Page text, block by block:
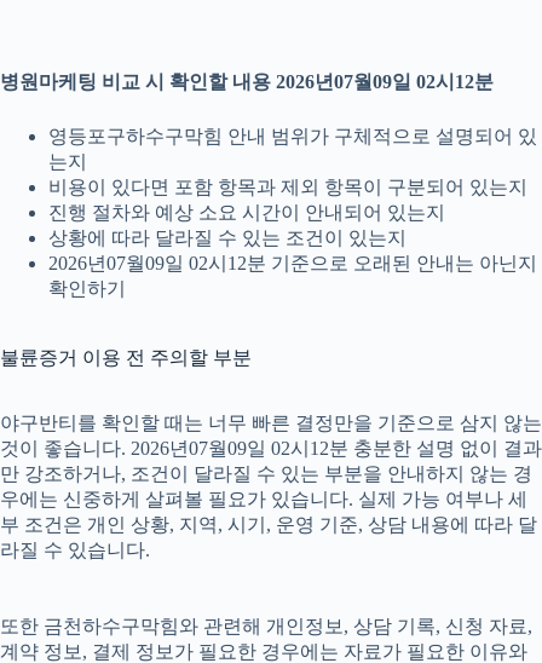
병원마케팅 비교 시 확인할 내용 2026년07월09일 02시12분
영등포구하수구막힘 안내 범위가 구체적으로 설명되어 있
는지
비용이 있다면 포함 항목과 제외 항목이 구분되어 있는지
진행 절차와 예상 소요 시간이 안내되어 있는지
상황에 따라 달라질 수 있는 조건이 있는지
2026년07월09일 02시12분 기준으로 오래된 안내는 아닌지
확인하기
불륜증거 이용 전 주의할 부분
야구반티를 확인할 때는 너무 빠른 결정만을 기준으로 삼지 않는
것이 좋습니다. 2026년07월09일 02시12분 충분한 설명 없이 결과
만 강조하거나, 조건이 달라질 수 있는 부분을 안내하지 않는 경
우에는 신중하게 살펴볼 필요가 있습니다. 실제 가능 여부나 세
부 조건은 개인 상황, 지역, 시기, 운영 기준, 상담 내용에 따라 달
라질 수 있습니다.
또한 금천하수구막힘와 관련해 개인정보, 상담 기록, 신청 자료,
계약 정보, 결제 정보가 필요한 경우에는 자료가 필요한 이유와